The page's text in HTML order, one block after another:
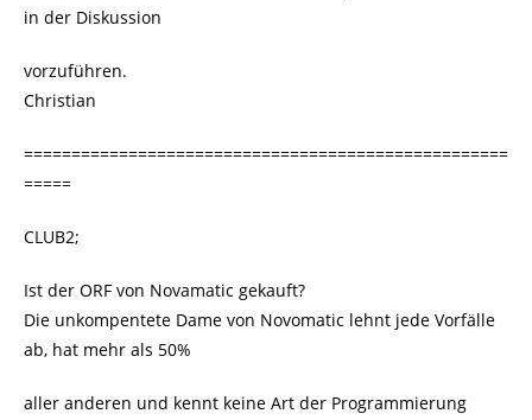
in der Diskussion
vorzuführen.
Christian
===================================================
=====
CLUB2;
Ist der ORF von Novamatic gekauft?
Die unkompentete Dame von Novomatic lehnt jede Vorfälle
ab, hat mehr als 50%
aller anderen und kennt keine Art der Programmierung